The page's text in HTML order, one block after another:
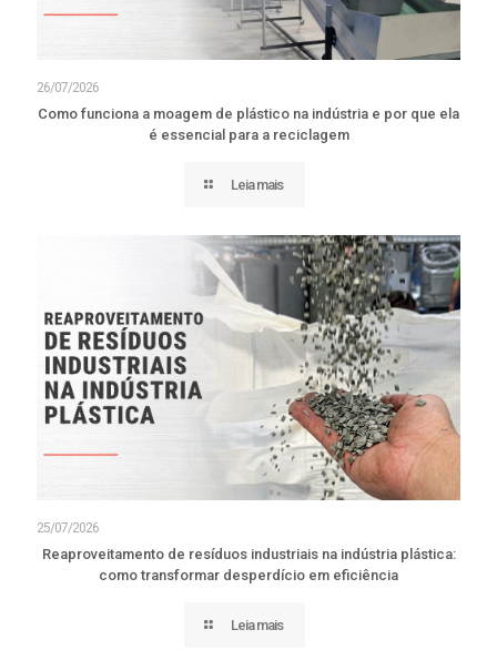
26/07/2026
Como funciona a moagem de plástico na indústria e por que ela
é essencial para a reciclagem
Leia mais
25/07/2026
Reaproveitamento de resíduos industriais na indústria plástica:
como transformar desperdício em eficiência
Leia mais